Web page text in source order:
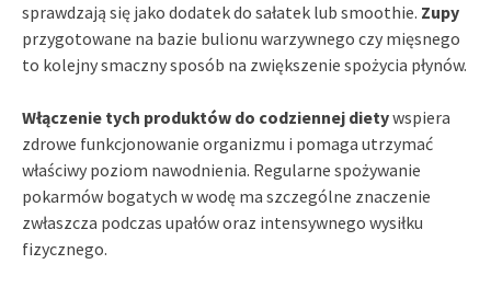
sprawdzają się jako dodatek do sałatek lub smoothie. Zupy
przygotowane na bazie bulionu warzywnego czy mięsnego
to kolejny smaczny sposób na zwiększenie spożycia płynów.
Włączenie tych produktów do codziennej dietywspiera
zdrowe funkcjonowanie organizmu i pomaga utrzymać
właściwy poziom nawodnienia. Regularne spożywanie
pokarmów bogatych w wodę ma szczególne znaczenie
zwłaszcza podczas upałów oraz intensywnego wysiłku
fizycznego.